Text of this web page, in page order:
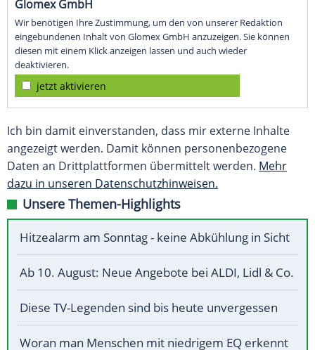
Glomex GmbH
Wir benötigen Ihre Zustimmung, um den von unserer Redaktion
eingebundenen Inhalt von Glomex GmbH anzuzeigen. Sie können
diesen mit einem Klick anzeigen lassen und auch wieder
deaktivieren.
jetzt aktivieren
Ich bin damit einverstanden, dass mir externe Inhalte
angezeigt werden. Damit können personenbezogene
Daten an Drittplattformen übermittelt werden. Mehr
dazu in unseren Datenschutzhinweisen.
Unsere Themen-Highlights
Hitzealarm am Sonntag - keine Abkühlung in Sicht
Ab 10. August: Neue Angebote bei ALDI, Lidl & Co.
Diese TV-Legenden sind bis heute unvergessen
Woran man Menschen mit niedrigem EQ erkennt